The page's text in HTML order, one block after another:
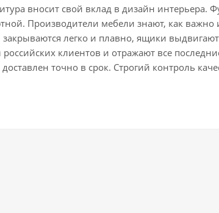
вносит свой вклад в дизайн
Производители мебели знают, как
легко и плавно, ящики
клиентов и отражают все
точно в срок. Строгий контроль